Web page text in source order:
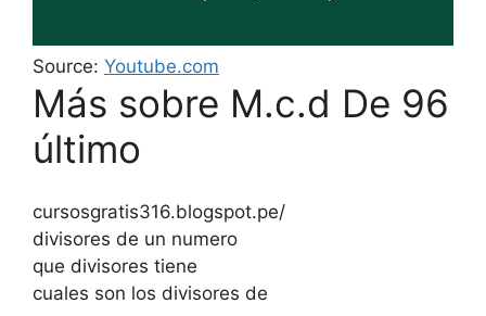
Source: Youtube.com
Más sobre M.c.d De 96
último
cursosgratis316.blogspot.pe/
divisores de un numero
que divisores tiene
cuales son los divisores de